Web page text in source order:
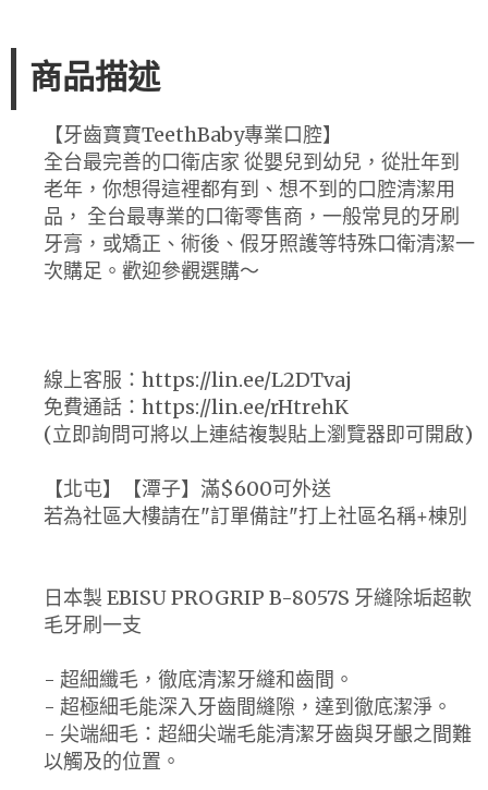
商品描述
【牙齒寶寶TeethBaby專業口腔】
全台最完善的口衛店家 從嬰兒到幼兒，從壯年到
老年，你想得這裡都有到、想不到的口腔清潔用
品， 全台最專業的口衛零售商，一般常見的牙刷
牙膏，或矯正、術後、假牙照護等特殊口衛清潔一
次購足。歡迎參觀選購～
線上客服：https://lin.ee/L2DTvaj
免費通話：https://lin.ee/rHtrehK
(立即詢問可將以上連結複製貼上瀏覽器即可開啟)
【北屯】【潭子】滿$600可外送
若為社區大樓請在"訂單備註"打上社區名稱+棟別
日本製 EBISU PROGRIP B-8057S 牙縫除垢超軟
毛牙刷一支
- 超細纖毛，徹底清潔牙縫和齒間。
- 超極細毛能深入牙齒間縫隙，達到徹底潔淨。
- 尖端細毛：超細尖端毛能清潔牙齒與牙齦之間難
以觸及的位置。